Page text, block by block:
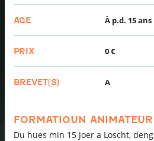
AGE À p.d. 15 ans
PRIX 0 €
BREVET(S) A
FORMATIOUN
Du hues min 15 Joer a Loscht,